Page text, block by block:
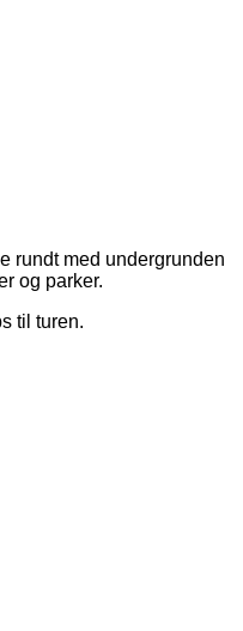
rundt med undergrunden
og parker.
til turen.